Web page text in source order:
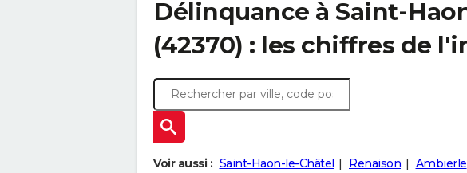
Délinquance à Saint-
(42370) : les chiffres de
Voir aussi : Saint-Haon-le-Châtel Renaison Ambierle